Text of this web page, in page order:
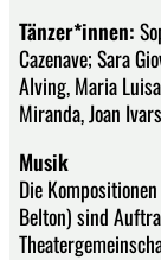
Tänzer*innen:
Cazenave; Sara
Alving, Maria
Miranda, Joan
Musik
Die
Belton) sind